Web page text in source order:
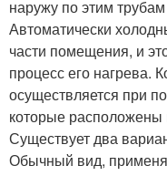
наружу по этим
Автоматически
части помещения, и
процесс его нагрева.
осуществляется при
которые расположены
Существует два
Обычный вид,